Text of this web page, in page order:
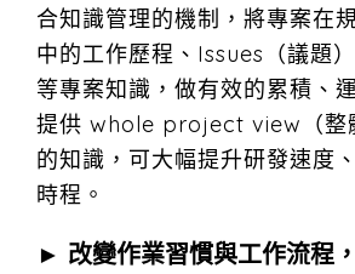
合知識管理的機制，將專案在
中的工作歷程、Issues（議題
等專案知識，做有效的累積、
提供 whole project view（整
的知識，可大幅提升研發速度
時程。
► 改變作業習慣與工作流程